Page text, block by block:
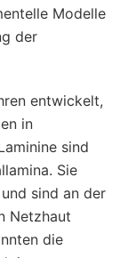
Modelle
der
entwickelt,
in
sind
Sie
sind an der
Netzhaut
die